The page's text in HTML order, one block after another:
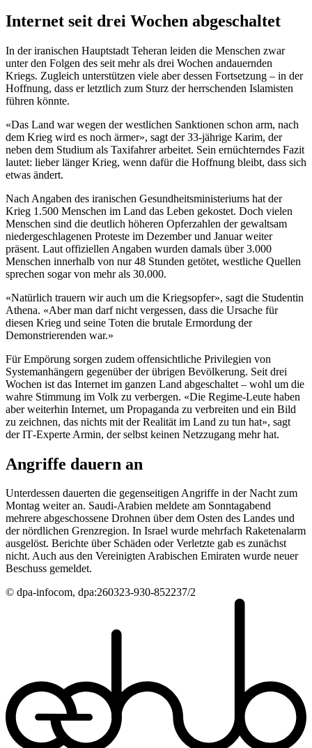
Internet seit drei Wochen abgeschaltet
In der iranischen Hauptstadt Teheran leiden die Menschen zwar
unter den Folgen des seit mehr als drei Wochen andauernden
Kriegs. Zugleich unterstützen viele aber dessen Fortsetzung – in der
Hoffnung, dass er letztlich zum Sturz der herrschenden Islamisten
führen könnte.
«Das Land war wegen der westlichen Sanktionen schon arm, nach
dem Krieg wird es noch ärmer», sagt der 33‑jährige Karim, der
neben dem Studium als Taxifahrer arbeitet. Sein ernüchterndes Fazit
lautet: lieber länger Krieg, wenn dafür die Hoffnung bleibt, dass sich
etwas ändert.
Nach Angaben des iranischen Gesundheitsministeriums hat der
Krieg 1.500 Menschen im Land das Leben gekostet. Doch vielen
Menschen sind die deutlich höheren Opferzahlen der gewaltsam
niedergeschlagenen Proteste im Dezember und Januar weiter
präsent. Laut offiziellen Angaben wurden damals über 3.000
Menschen innerhalb von nur 48 Stunden getötet, westliche Quellen
sprechen sogar von mehr als 30.000.
«Natürlich trauern wir auch um die Kriegsopfer», sagt die Studentin
Athena. «Aber man darf nicht vergessen, dass die Ursache für
diesen Krieg und seine Toten die brutale Ermordung der
Demonstrierenden war.»
Für Empörung sorgen zudem offensichtliche Privilegien von
Systemanhängern gegenüber der übrigen Bevölkerung. Seit drei
Wochen ist das Internet im ganzen Land abgeschaltet – wohl um die
wahre Stimmung im Volk zu verbergen. «Die Regime-Leute haben
aber weiterhin Internet, um Propaganda zu verbreiten und ein Bild
zu zeichnen, das nichts mit der Realität im Land zu tun hat», sagt
der IT‑Experte Armin, der selbst keinen Netzzugang mehr hat.
Angriffe dauern an
Unterdessen dauerten die gegenseitigen Angriffe in der Nacht zum
Montag weiter an. Saudi-Arabien meldete am Sonntagabend
mehrere abgeschossene Drohnen über dem Osten des Landes und
der nördlichen Grenzregion. In Israel wurde mehrfach Raketenalarm
ausgelöst. Berichte über Schäden oder Verletzte gab es zunächst
nicht. Auch aus den Vereinigten Arabischen Emiraten wurde neuer
Beschuss gemeldet.
© dpa-infocom, dpa:260323-930-852237/2